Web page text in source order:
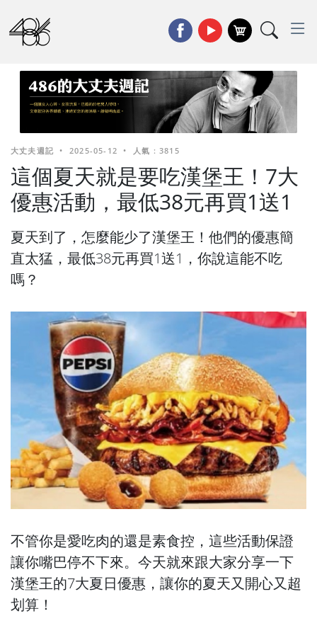
大丈夫週記 • 2025-05-12 • 人氣 : 3815
這個夏天就是要吃漢堡王！7大
優惠活動，最低38元再買1送1
夏天到了，怎麼能少了漢堡王！他們的優惠簡
直太猛，最低38元再買1送1，你說這能不吃
嗎？
不管你是愛吃肉的還是素食控，這些活動保證
讓你嘴巴停不下來。今天就來跟大家分享一下
漢堡王的7大夏日優惠，讓你的夏天又開心又超
划算！